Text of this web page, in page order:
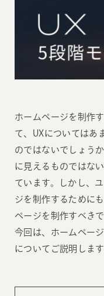
ホームページを制作
て、UXについてはあ
のではないでしょう
に見えるものではな
ています。しかし、
ジを制作するために
ページを制作すべきで
今回は、ホームペー
についてご説明します